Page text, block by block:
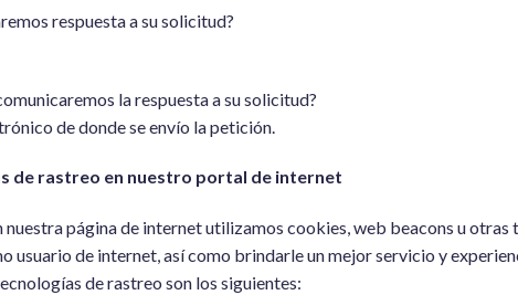
respuesta a su solicitud?
la respuesta a su solicitud?
de donde se envío la petición.
de rastreo en nuestro portal de internet
nuestra página de internet utilizamos cookies, web beacons u
usuario de internet, así como brindarle un mejor servicio y
de rastreo son los siguientes: